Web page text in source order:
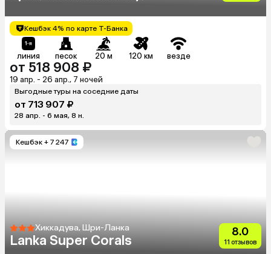
Кешбэк 4% по карте Т-Банка
линия песок 20 м 120 км везде
от 518 908 ₽
19 апр. - 26 апр., 7 ночей
Выгодные туры на соседние даты
от 713 907 ₽
28 апр. - 6 мая, 8 н.
Кешбэк + 7 247
Хиккадува, Шри-Ланка
Lanka Super Corals
8.0
11 отзывов